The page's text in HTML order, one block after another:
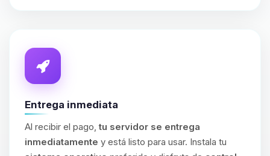
Entrega inmediata
Al recibir el pago,tu servidor se entrega
inmediatamente y está listo para usar. Instala tu